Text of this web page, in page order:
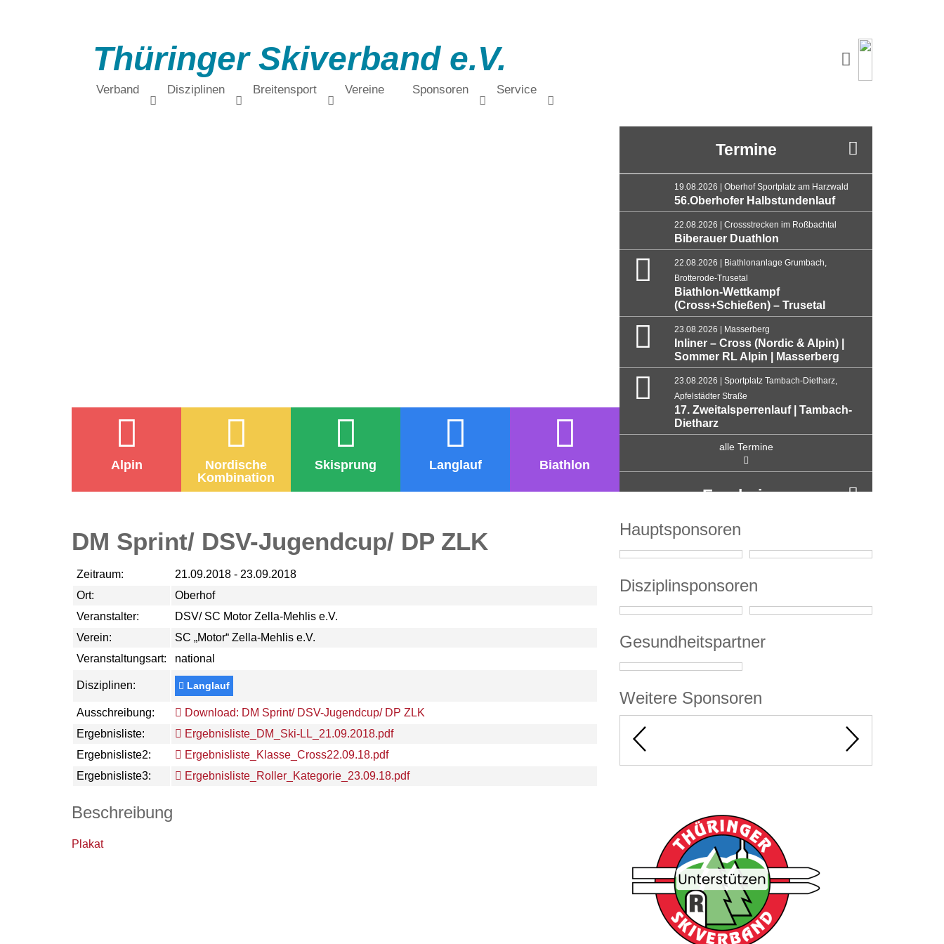
Thüringer Skiverband e.V.
Verband Disziplinen Breitensport Vereine Sponsoren Service
Alpin
Nordische
Kombination
Skisprung Langlauf Biathlon
Termine
19.08.2026 | Oberhof Sportplatz am Harzwald
56.Oberhofer Halbstundenlauf
22.08.2026 | Crossstrecken im Roßbachtal
Biberauer Duathlon
22.08.2026 | Biathlonanlage Grumbach,
Brotterode-Trusetal
Biathlon-Wettkampf
(Cross+Schießen) – Trusetal
23.08.2026 | Masserberg
Inliner – Cross (Nordic & Alpin) |
Sommer RL Alpin | Masserberg
23.08.2026 | Sportplatz Tambach-Dietharz,
Apfelstädter Straße
17. Zweitalsperrenlauf | Tambach-
Dietharz
alle Termine
Ergebnisse
DM Sprint/ DSV-Jugendcup/ DP ZLK
Zeitraum:
21.09.2018 - 23.09.2018
Ort:
Oberhof
Veranstalter:
DSV/ SC Motor Zella-Mehlis e.V.
Verein:
SC „Motor“ Zella-Mehlis e.V.
Veranstaltungsart:
national
Disziplinen: Langlauf
Ausschreibung:
Download: DM Sprint/ DSV-Jugendcup/ DP ZLK
Ergebnisliste:
Ergebnisliste_DM_Ski-LL_21.09.2018.pdf
Ergebnisliste2:
Ergebnisliste_Klasse_Cross22.09.18.pdf
Ergebnisliste3:
Ergebnisliste_Roller_Kategorie_23.09.18.pdf
Beschreibung
Plakat
Hauptsponsoren
Disziplinsponsoren
Gesundheitspartner
Weitere Sponsoren